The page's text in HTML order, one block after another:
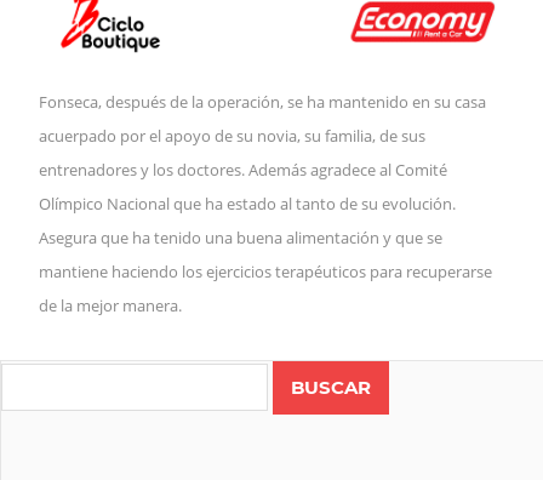
Fonseca, después de la operación, se ha mantenido en su casa
acuerpado por el apoyo de su novia, su familia, de sus
entrenadores y los doctores. Además agradece al Comité
Olímpico Nacional que ha estado al tanto de su evolución.
Asegura que ha tenido una buena alimentación y que se
mantiene haciendo los ejercicios terapéuticos para recuperarse
de la mejor manera.